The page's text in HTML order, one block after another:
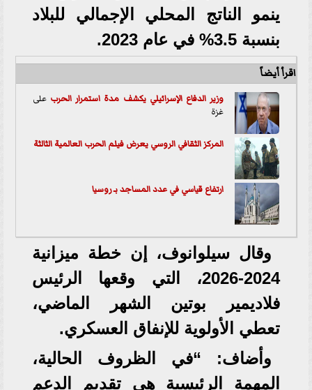
ينمو الناتج المحلي الإجمالي للبلاد
بنسبة 3.5% في عام 2023.
اقرأ أيضاً
وزير الدفاع الإسرائيلي يكشف مدة استمرار الحرب على
غزة
المركز الثقافي الروسي يعرض فيلم الحرب العالمية الثالثة
ارتفاع قياسي في عدد المساجد بـ روسيا
وقال سيلوانوف، إن خطة ميزانية
2024-2026، التي وقعها الرئيس
فلاديمير بوتين الشهر الماضي،
تعطي الأولوية للإنفاق العسكري.
وأضاف: “في الظروف الحالية،
المهمة الرئيسية هي تقديم الدعم